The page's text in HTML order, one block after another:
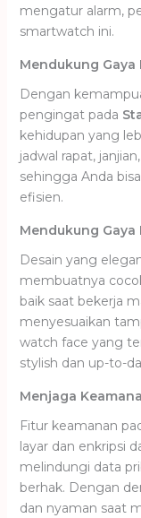
mengatur alarm,
smartwatch ini.
Mendukung
Dengan
pengingat pada
kehidupan yang
jadwal rapat,
sehingga Anda
efisien.
Mendukung
Desain yang
membuatnya
baik saat bekerja
menyesuaikan
watch face yang
stylish dan up-to-
Menjaga
Fitur keamanan
layar dan enkripsi
melindungi data
berhak. Dengan
dan nyaman saat